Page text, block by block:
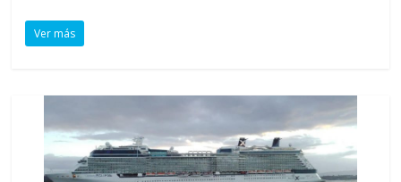
Ver más